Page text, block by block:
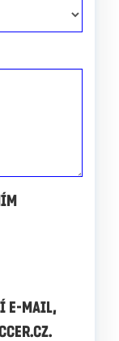
E-MAIL,